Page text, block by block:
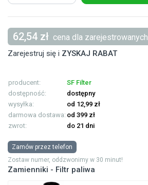
62,54 zł cena dla zarejestrowanych
Zarejestruj się i ZYSKAJ RABAT
producent:
SF Filter
dostępność:
dostępny
wysyłka:
od 12,99 zł
darmowa dostawa: od 399 zł
zwrot:
do 21 dni
Zamów przez telefon
Zostaw numer, oddzwonimy w 30 minut!
Zamienniki - Filtr paliwa